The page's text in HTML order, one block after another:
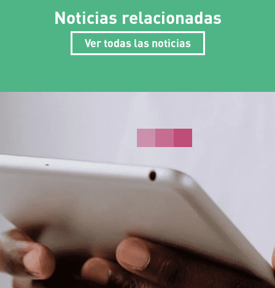
Noticias relacionadas
Ver todas las noticias